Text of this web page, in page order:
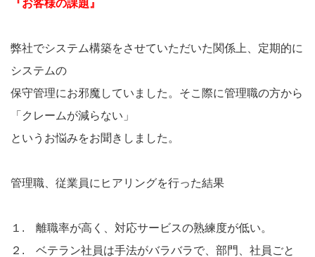
『お客様の課題』
弊社でシステム構築をさせていただいた関係上、定期的に
システムの
保守管理にお邪魔していました。そこ際に管理職の方から
「クレームが減らない」
というお悩みをお聞きしました。
管理職、従業員にヒアリングを行った結果
１. 離職率が高く、対応サービスの熟練度が低い。
２. ベテラン社員は手法がバラバラで、部門、社員ごと